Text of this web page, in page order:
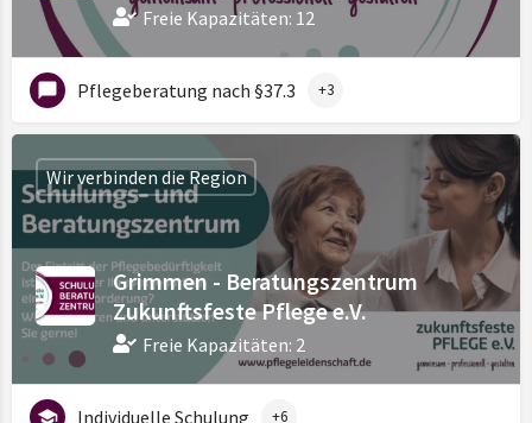
Freie Kapazitäten: 12
Pflegeberatung nach §37.3 +3
Grimmen - Beratungszentrum
Zukunftsfeste Pflege e.V.
Freie Kapazitäten: 2
Wir verbinden die Region
Individuelle Schulung +6